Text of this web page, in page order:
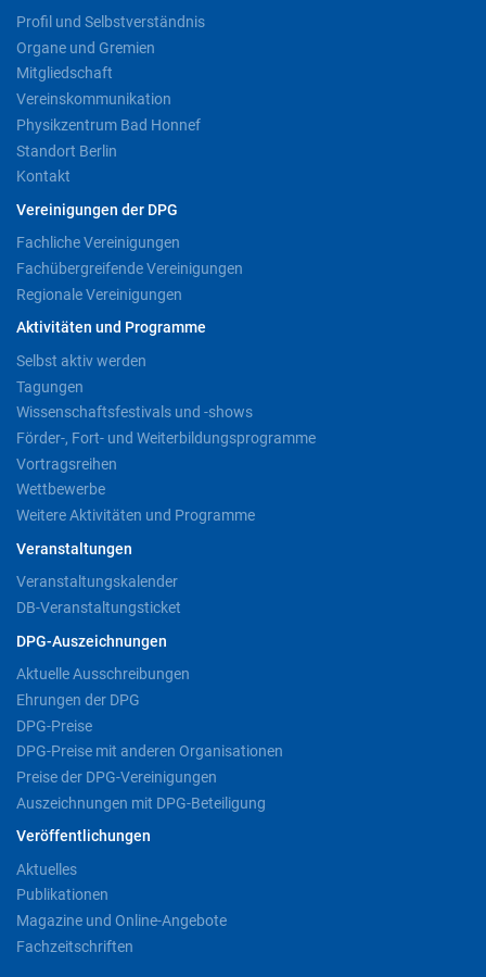
Profil und Selbstverständnis
Organe und Gremien
Mitgliedschaft
Vereinskommunikation
Physikzentrum Bad Honnef
Standort Berlin
Kontakt
Vereinigungen der DPG
Fachliche Vereinigungen
Fachübergreifende Vereinigungen
Regionale Vereinigungen
Aktivitäten und Programme
Selbst aktiv werden
Tagungen
Wissenschaftsfestivals und -shows
Förder-, Fort- und Weiterbildungsprogramme
Vortragsreihen
Wettbewerbe
Weitere Aktivitäten und Programme
Veranstaltungen
Veranstaltungskalender
DB-Veranstaltungsticket
DPG-Auszeichnungen
Aktuelle Ausschreibungen
Ehrungen der DPG
DPG-Preise
DPG-Preise mit anderen Organisationen
Preise der DPG-Vereinigungen
Auszeichnungen mit DPG-Beteiligung
Veröffentlichungen
Aktuelles
Publikationen
Magazine und Online-Angebote
Fachzeitschriften